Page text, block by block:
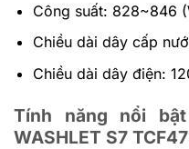
Công suất: 828~846
Chiều dài dây cấp
Chiều dài dây điện:
Tính năng nổi
WASHLET S7